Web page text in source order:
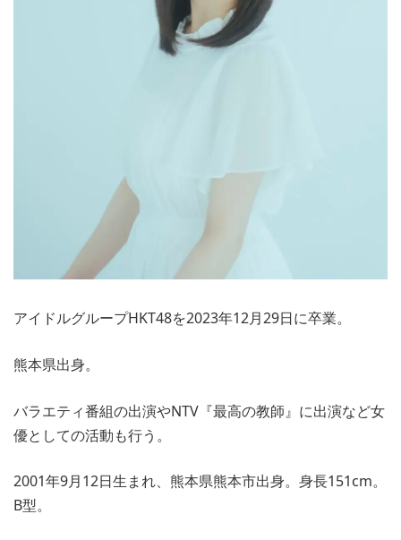
アイドルグループHKT48を2023年12月29日に卒業。
熊本県出身。
バラエティ番組の出演やNTV『最高の教師』に出演など女
優としての活動も行う。
2001年9月12日生まれ、熊本県熊本市出身。身長151cm。
B型。